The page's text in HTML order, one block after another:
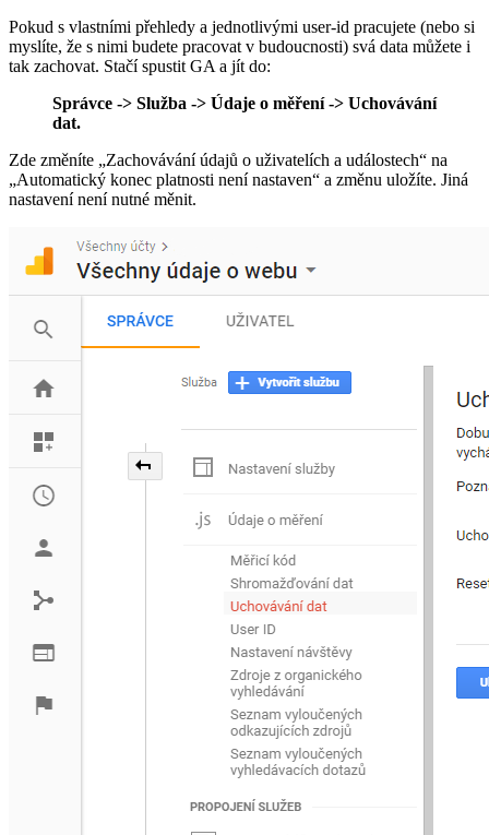
Pokud s vlastními přehledy a jednotlivými user-id pracujete (nebo si
myslíte, že s nimi budete pracovat v budoucnosti) svá data můžete i
tak zachovat. Stačí spustit GA a jít do:
Správce -> Služba -> Údaje o měření -> Uchovávání
dat.
Zde změníte „Zachovávání údajů o uživatelích a událostech“ na
„Automatický konec platnosti není nastaven“ a změnu uložíte. Jiná
nastavení není nutné měnit.